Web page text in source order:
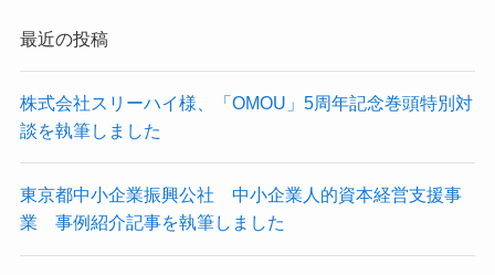
最近の投稿
株式会社スリーハイ様、「OMOU」5周年記念巻頭特別対
談を執筆しました
東京都中小企業振興公社 中小企業人的資本経営支援事
業 事例紹介記事を執筆しました